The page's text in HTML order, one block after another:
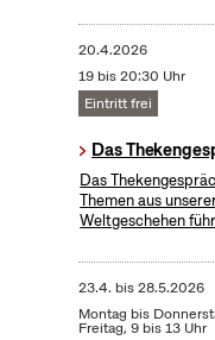
20.4.2026
19 bis 20:30 Uhr
Eintritt frei
Das
Das
Themen aus
Weltgeschehen
23.4. bis28.5.2026
Montag bis
Freitag, 9 bis 13 Uhr